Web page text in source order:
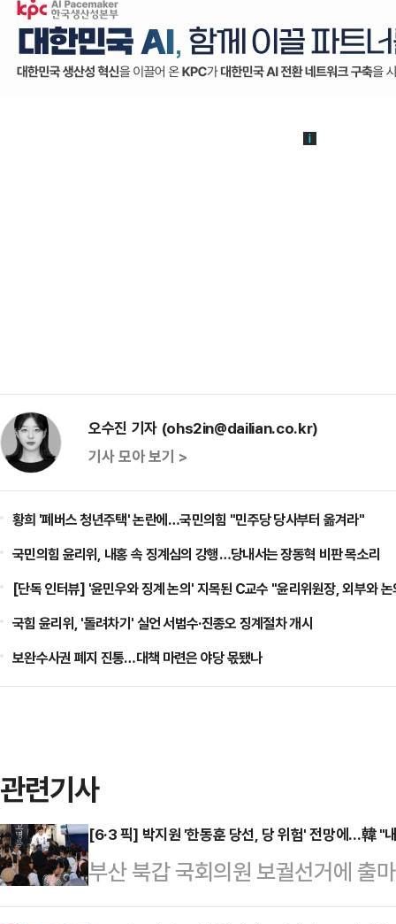
오수진 기자 (ohs2in@dailian.co.kr)
기사 모아 보기 >
황희 '폐버스 청년주택' 논란에…국민의힘 "민주당 당사부터 옮겨라"
국민의힘 윤리위, 내홍 속 징계심의 강행…당내서는 장동혁 비판 목소리
[단독 인터뷰] '윤민우와 징계 논의' 지목된 C교수 "윤리위원장, 외부와
국힘 윤리위, '돌려차기' 실언 서범수·진종오 징계절차 개시
보완수사권 폐지 진통…대책 마련은 야당 몫됐나
관련기사
[6·3 픽] 박지원 '한동훈 당선, 당 위험' 전망에…韓 "
부산 북갑 국회의원 보궐선거에 출
경우 더불어민주당에 타격이 될 것